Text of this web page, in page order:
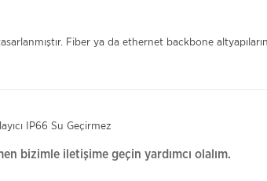
Fiber ya da ethernet backbone
IP66 Su Geçirmez
bizimle iletişime geçin yardımcı olalım.